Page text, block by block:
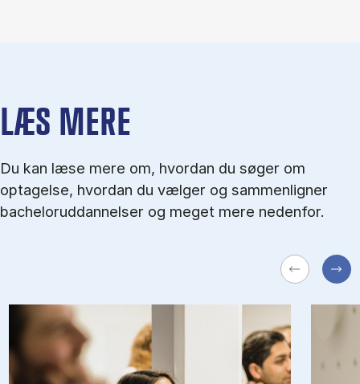
LÆS MERE
Du kan læse mere om, hvordan du søger om
optagelse, hvordan du vælger og sammenligner
bacheloruddannelser og meget mere nedenfor.